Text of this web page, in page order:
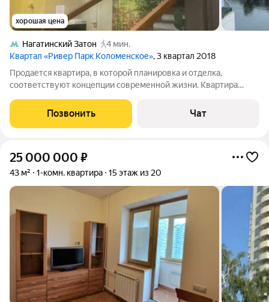
хорошая цена
Нагатинский Затон
4 мин.
Квартал «Ривер Парк Коломенское», 3 квартал 2018
Продается квартира, в которой планировка и отделка,
соответствуют концепции современной жизни. Квартира
идеальное пространство для большой семьи , ее можно
объединить с со смежной
Позвонить Чат
25 000 000 ₽
43 м² 1-комн. квартира 15 этаж из 20